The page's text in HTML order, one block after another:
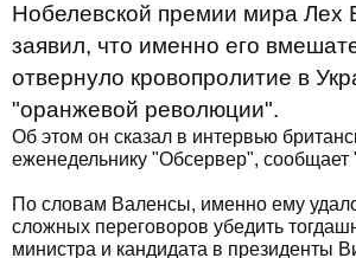
Нобелевской премии мира Лех
заявил, что именно его
отвернуло кровопролитие в
"оранжевой революции".
Об этом он сказал в интервью
еженедельнику "Обсервер",
По словам Валенсы, именно ему
сложных переговоров убедить
министра и кандидата в президенты